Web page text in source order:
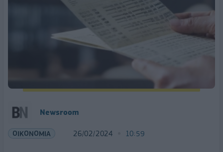
Newsroom
ΟΙΚΟΝΟΜΙΑ 26/02/2024 10:59